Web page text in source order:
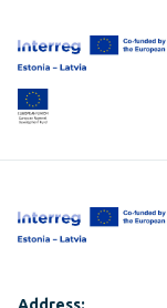
page
content